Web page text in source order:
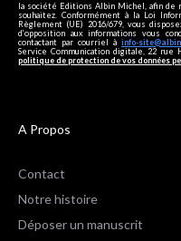
la société Editions Albin Michel, afin
souhaitez. Conformément à la Loi
Règlement (UE) 2016/679, vous
d’opposition aux informations vous
contactant par courriel à info-
Service Communication digitale, 22 rue
politique de protection de vos données
A Propos
Contact
Notre histoire
Déposer un manuscrit